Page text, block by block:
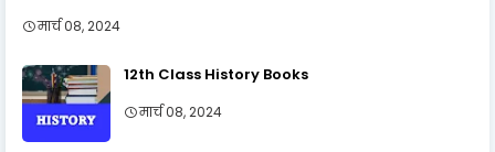
मार्च 08, 2024
12th Class History Books
मार्च 08, 2024